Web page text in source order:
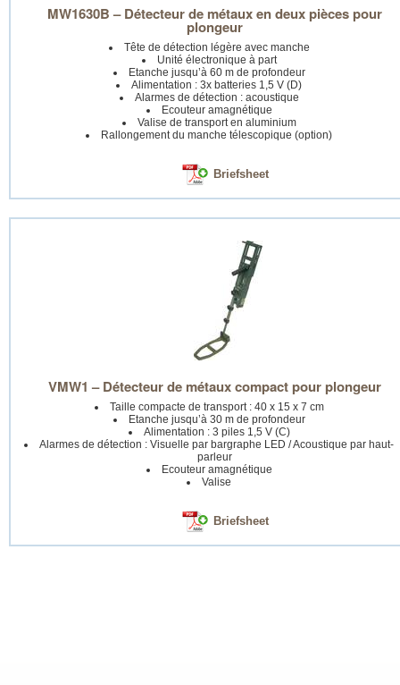
MW1630B – Détecteur de métaux en deux pièces pour
plongeur
Tête de détection légère avec manche
Unité électronique à part
Etanche jusqu’à 60 m de profondeur
Alimentation : 3x batteries 1,5 V (D)
Alarmes de détection : acoustique
Ecouteur amagnétique
Valise de transport en aluminium
Rallongement du manche télescopique (option)
Briefsheet
VMW1 – Détecteur de métaux compact pour plongeur
Taille compacte de transport : 40 x 15 x 7 cm
Etanche jusqu’à 30 m de profondeur
Alimentation : 3 piles 1,5 V (C)
Alarmes de détection : Visuelle par bargraphe LED / Acoustique par haut-
parleur
Ecouteur amagnétique
Valise
Briefsheet